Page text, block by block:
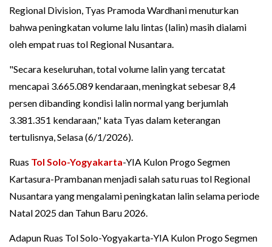
Regional Division, Tyas Pramoda Wardhani menuturkan
bahwa peningkatan volume lalu lintas (lalin) masih dialami
oleh empat ruas tol Regional Nusantara.
"Secara keseluruhan, total volume lalin yang tercatat
mencapai 3.665.089 kendaraan, meningkat sebesar 8,4
persen dibanding kondisi lalin normal yang berjumlah
3.381.351 kendaraan," kata Tyas dalam keterangan
tertulisnya, Selasa (6/1/2026).
Ruas Tol Solo-Yogyakarta-YIA Kulon Progo Segmen
Kartasura-Prambanan menjadi salah satu ruas tol Regional
Nusantara yang mengalami peningkatan lalin selama periode
Natal 2025 dan Tahun Baru 2026.
Adapun Ruas Tol Solo-Yogyakarta-YIA Kulon Progo Segmen